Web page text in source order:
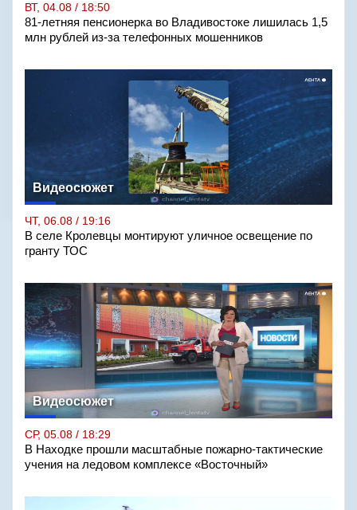
ВТ, 04.08 / 18:50
81-летняя пенсионерка во Владивостоке лишилась 1,5
млн рублей из-за телефонных мошенников
Видеосюжет
ЧТ, 06.08 / 19:16
В селе Кролевцы монтируют уличное освещение по
гранту ТОС
Видеосюжет
СР, 05.08 / 18:29
В Находке прошли масштабные пожарно-тактические
учения на ледовом комплексе «Восточный»